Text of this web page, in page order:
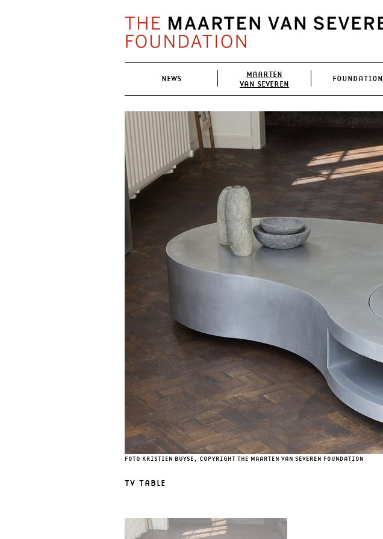
NEWS
MAARTEN
VAN SEVEREN
FOUNDATION
FOTO KRISTIEN BUYSE, COPYRIGHT THE MAARTEN VAN SEVEREN FOUNDATION
TV TABLE